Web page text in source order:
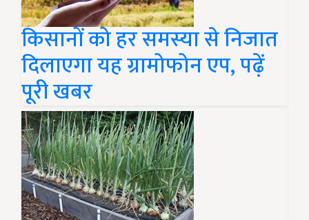
किसानों को हर समस्या से निजात
दिलाएगा यह ग्रामोफोन एप, पढ़ें
पूरी खबर